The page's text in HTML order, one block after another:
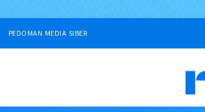
PEDOMAN MEDIA SIBER